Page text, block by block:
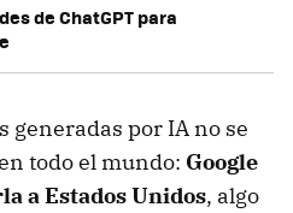
de ChatGPT para
generadas por IA no se
todo el mundo: Google
a Estados Unidos, algo